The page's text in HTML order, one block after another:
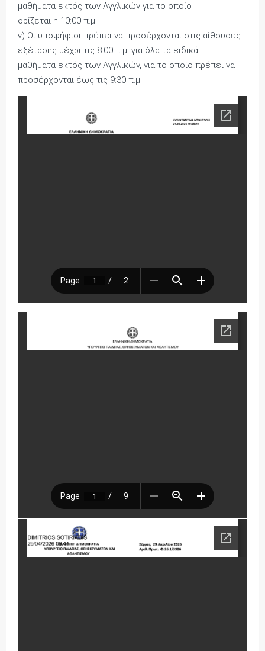
μαθήματα εκτός των Αγγλικών για το οποίο
ορίζεται η 10:00 π.μ.
γ) Οι υποψήφιοι πρέπει να προσέρχονται στις αίθουσες
εξέτασης μέχρι τις 8:00 π.μ. για όλα τα ειδικά
μαθήματα εκτός των Αγγλικών, για το οποίο πρέπει να
προσέρχονται έως τις 9:30 π.μ.